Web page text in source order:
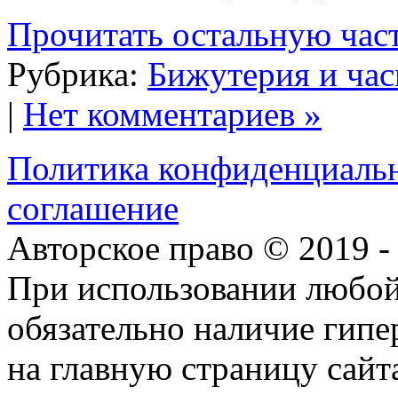
Прочитать остальную
Рубрика: Бижутерия и
| Нет комментариев »
Политика
соглашение
Авторское право © 2019 -
При использовании
обязательно наличие
на главную страницу